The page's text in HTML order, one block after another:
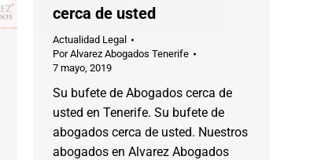
cerca de usted
Actualidad Legal
PorAlvarez Abogados Tenerife
7 mayo, 2019
Su bufete de Abogados cerca de
usted en Tenerife. Su bufete de
abogados cerca de usted. Nuestros
abogados en Alvarez Abogados